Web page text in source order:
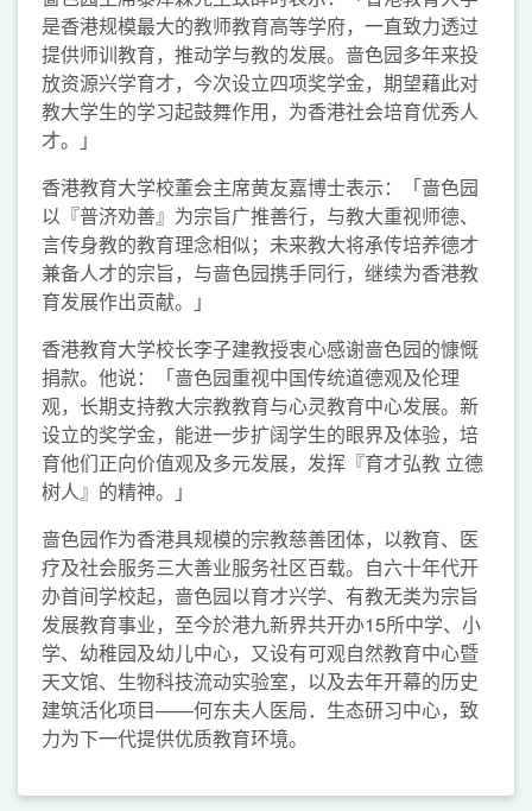
是香港规模最大的教师教育高等学府，一直致力透过
提供师训教育，推动学与教的发展。啬色园多年来投
放资源兴学育才，今次设立四项奖学金，期望藉此对
教大学生的学习起鼓舞作用，为香港社会培育优秀人
才。」
香港教育大学校董会主席黄友嘉博士表示：「啬色园
以『普济劝善』为宗旨广推善行，与教大重视师德、
言传身教的教育理念相似；未来教大将承传培养德才
兼备人才的宗旨，与啬色园携手同行，继续为香港教
育发展作出贡献。」
香港教育大学校长李子建教授衷心感谢啬色园的慷慨
捐款。他说：「啬色园重视中国传统道德观及伦理
观，长期支持教大宗教教育与心灵教育中心发展。新
设立的奖学金，能进一步扩阔学生的眼界及体验，培
育他们正向价值观及多元发展，发挥『育才弘教 立德
树人』的精神。」
啬色园作为香港具规模的宗教慈善团体，以教育、医
疗及社会服务三大善业服务社区百载。自六十年代开
办首间学校起，啬色园以育才兴学、有教无类为宗旨
发展教育事业，至今於港九新界共开办15所中学、小
学、幼稚园及幼儿中心，又设有可观自然教育中心暨
天文馆、生物科技流动实验室，以及去年开幕的历史
建筑活化项目——何东夫人医局．生态研习中心，致
力为下一代提供优质教育环境。